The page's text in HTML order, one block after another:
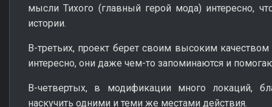
мысли Тихого (главный герой мода) интересно,
истории.
В-третьих, проект берет своим высоким
интересно, они даже чем-то запоминаются и
В-четвертых, в модификации много локаций,
наскучить одними и теми же местами действия.